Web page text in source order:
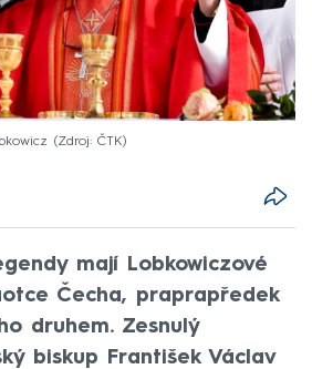
Zdroj: ČTK
mají Lobkowiczové
Čecha, praprapředek
druhem. Zesnulý
biskup František Václav